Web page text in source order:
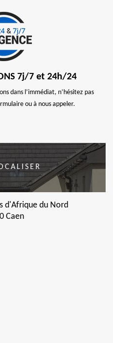
7j/7 et 24h/24
dans l’immédiat, n’hésitez pas
ou à nous appeler.
d'Afrique du Nord
Caen